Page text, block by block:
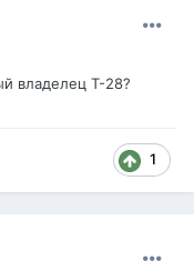
владелец Т-28?
1